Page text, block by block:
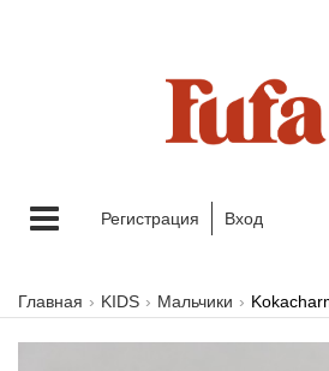
FASHION
Меню Регистрация Вход
Главная KIDS Мальчики